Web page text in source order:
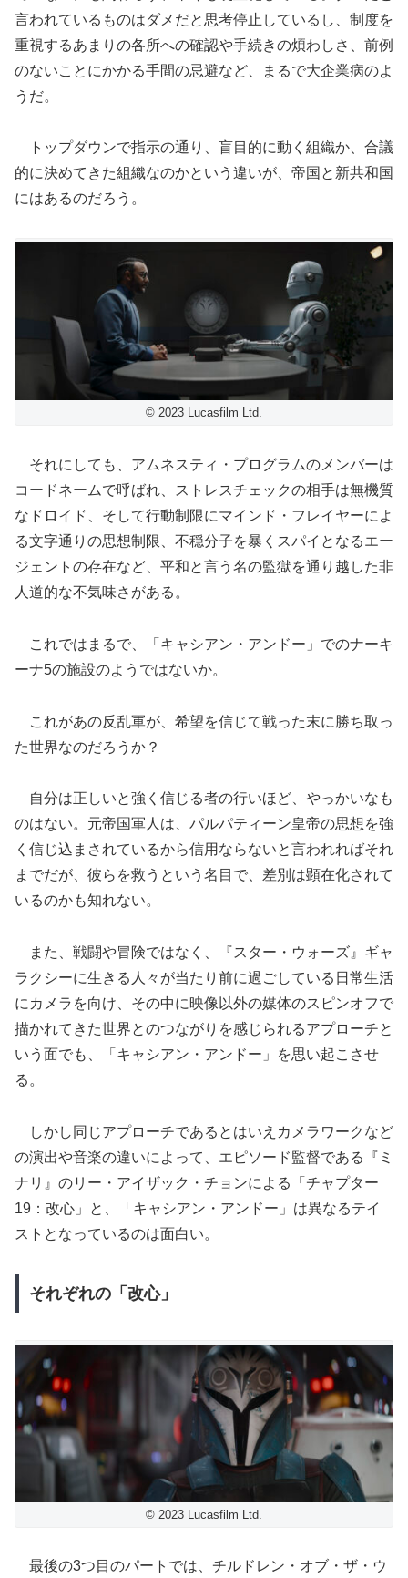
言われているものはダメだと思考停止しているし、制度を
重視するあまりの各所への確認や手続きの煩わしさ、前例
のないことにかかる手間の忌避など、まるで大企業病のよ
うだ。
トップダウンで指示の通り、盲目的に動く組織か、合議
的に決めてきた組織なのかという違いが、帝国と新共和国
にはあるのだろう。
© 2023 Lucasfilm Ltd.
それにしても、アムネスティ・プログラムのメンバーは
コードネームで呼ばれ、ストレスチェックの相手は無機質
なドロイド、そして行動制限にマインド・フレイヤーによ
る文字通りの思想制限、不穏分子を暴くスパイとなるエー
ジェントの存在など、平和と言う名の監獄を通り越した非
人道的な不気味さがある。
これではまるで、「キャシアン・アンドー」でのナーキ
ーナ5の施設のようではないか。
これがあの反乱軍が、希望を信じて戦った末に勝ち取っ
た世界なのだろうか？
自分は正しいと強く信じる者の行いほど、やっかいなも
のはない。元帝国軍人は、パルパティーン皇帝の思想を強
く信じ込まされているから信用ならないと言われればそれ
までだが、彼らを救うという名目で、差別は顕在化されて
いるのかも知れない。
また、戦闘や冒険ではなく、『スター・ウォーズ』ギャ
ラクシーに生きる人々が当たり前に過ごしている日常生活
にカメラを向け、その中に映像以外の媒体のスピンオフで
描かれてきた世界とのつながりを感じられるアプローチと
いう面でも、「キャシアン・アンドー」を思い起こさせ
る。
しかし同じアプローチであるとはいえカメラワークなど
の演出や音楽の違いによって、エピソード監督である『ミ
ナリ』のリー・アイザック・チョンによる「チャプター
19：改心」と、「キャシアン・アンドー」は異なるテイ
ストとなっているのは面白い。
それぞれの「改心」
© 2023 Lucasfilm Ltd.
最後の3つ目のパートでは、チルドレン・オブ・ザ・ウ